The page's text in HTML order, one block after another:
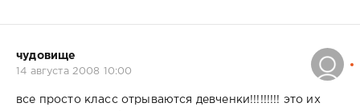
чудовище
14 августа 2008 10:00
все просто класс отрываются девченки!!!!!!!!! это их